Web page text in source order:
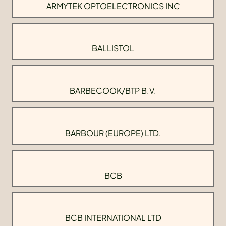
ARMYTEK OPTOELECTRONICS INC
BALLISTOL
BARBECOOK/BTP B.V.
BARBOUR (EUROPE) LTD.
BCB
BCB INTERNATIONAL LTD